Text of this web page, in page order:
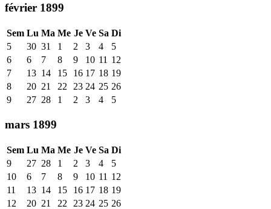
février 1899
Sem Lu Ma Me Je Ve Sa Di
5
30 31 1 2 3 4
5
6
6 7 8 9 10 11 12
7
13 14 15 16 17 18 19
8
20 21 22 23 24 25 26
9
27 28 1 2 3 4 5
mars 1899
Sem Lu Ma Me Je Ve Sa Di
9
27 28 1 2 3 4
5
10
6 7 8 9 10 11 12
11
13 14 15 16 17 18 19
12
20 21 22 23 24 25 26